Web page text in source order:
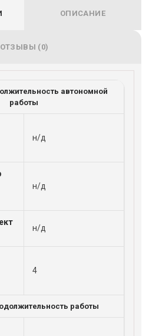
ОПИСАНИЕ
ОТЗЫВЫ (0)
автономной
работы
н/д
н/д
н/д
4
работы